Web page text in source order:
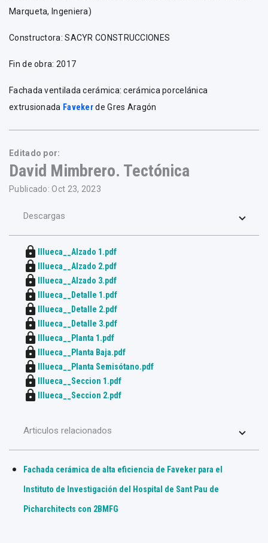
Marqueta, Ingeniera)
Constructora: SACYR CONSTRUCCIONES
Fin de obra: 2017
Fachada ventilada cerámica: cerámica porcelánica
extrusionada Favekerde Gres Aragón
Editado por:
David Mimbrero. Tectónica
Publicado: Oct 23, 2023
Descargas
lock Illueca__Alzado 1.pdf
lock Illueca__Alzado 2.pdf
lock Illueca__Alzado 3.pdf
lock Illueca__Detalle 1.pdf
lock Illueca__Detalle 2.pdf
lock Illueca__Detalle 3.pdf
lock Illueca__Planta 1.pdf
lock Illueca__Planta Baja.pdf
lock Illueca__Planta Semisótano.pdf
lock Illueca__Seccion 1.pdf
lock Illueca__Seccion 2.pdf
Articulos relacionados
Fachada cerámica de alta eficiencia de Faveker para el
Instituto de Investigación del Hospital de Sant Pau de
Picharchitects con 2BMFG